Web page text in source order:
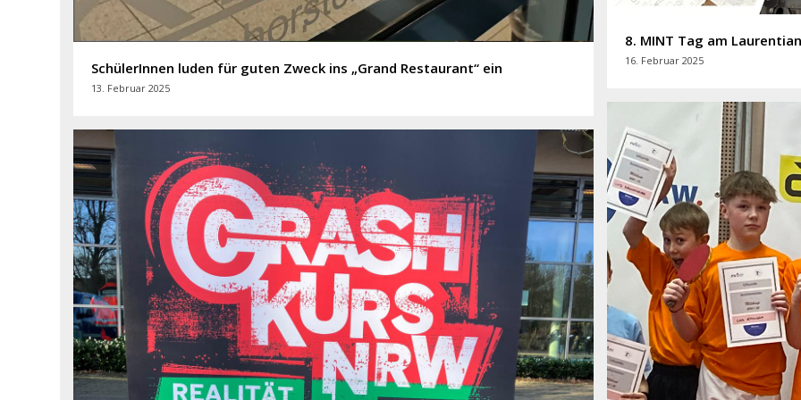
8. MINT Tag am
16. Februar 2025
SchülerInnen luden für guten Zweck ins „Grand Restaurant“ ein
13. Februar 2025